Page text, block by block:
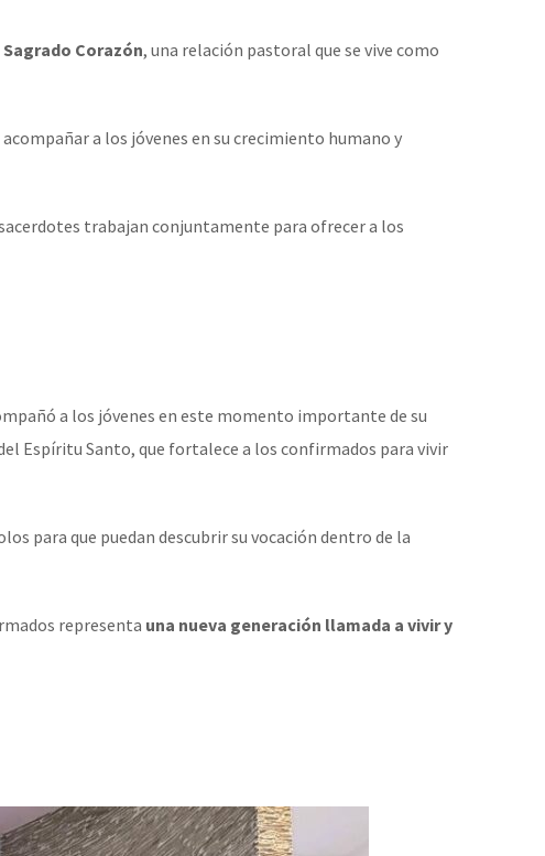
Corazón, una relación pastoral que se vive como
a los jóvenes en su crecimiento humano y
trabajan conjuntamente para ofrecer a los
a los jóvenes en este momento importante de su
Espíritu Santo, que fortalece a los confirmados para vivir
para que puedan descubrir su vocación dentro de la
representa una nueva generación llamada a vivir y